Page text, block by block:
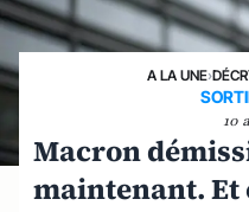
A LA UNE›
10
Macron
maintenant. Et